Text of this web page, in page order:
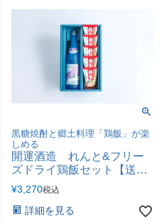
黒糖焼酎と郷土料理「鶏飯」が楽
しめる
開運酒造 れんと&フリー
ズドライ鶏飯セット【送料
別】
¥3,270税込
詳細を見る